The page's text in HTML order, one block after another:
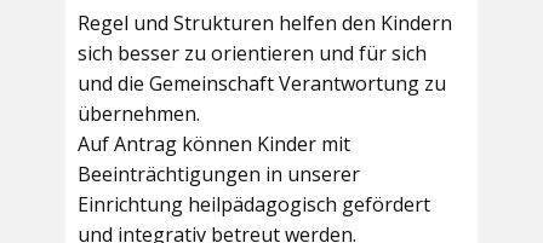
Regel und Strukturen helfen den Kindern
sich besser zu orientieren und für sich
und die Gemeinschaft Verantwortung zu
übernehmen.
Auf Antrag können Kinder mit
Beeinträchtigungen in unserer
Einrichtung heilpädagogisch gefördert
und integrativ betreut werden.